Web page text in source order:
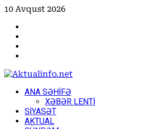
Skip
content
10 Avqust 2026
PrimaryANA SƏHİFƏ
XƏBƏR LENTİ
SİYASƏT
AKTUAL